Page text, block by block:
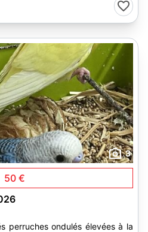
3
50 €
perruches ondulés élevées à la